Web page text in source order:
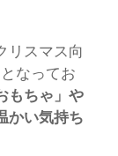
リスマス向
なってお
もちゃ」や
かい気持ち